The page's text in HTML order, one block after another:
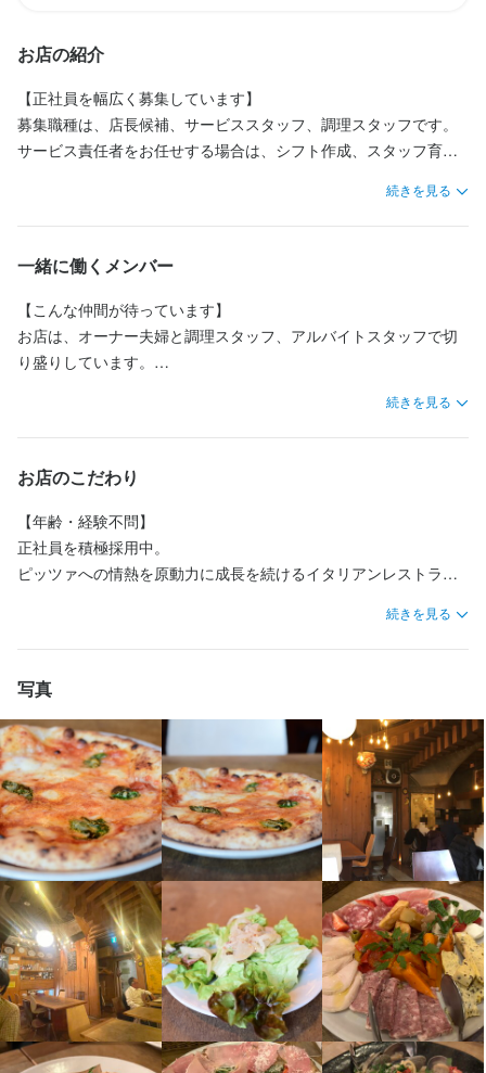
お店の紹介
【正社員を幅広く募集しています】
募集職種は、店長候補、サービススタッフ、調理スタッフです。
サービス責任者をお任せする場合は、シフト作成、スタッフ育
将来、自分のお店を持ちたい方にとって、実践的な経験を積める
職場です。
【イ・ロッタについて】
■焼きたてピッツァが看板メニュー
薪窯で焼き上げるピッツァは、外は香ばしく中はもちもち。
イタリア産の素材を中心に使用し、試行錯誤を重ねて完成させた
・イタリアから空輸したモッツァレラを使うマルゲリータ
など、豊富なバリエーションのピッツァを提供しています。
続きを見る
一緒に働くメンバー
【こんな仲間が待っています】
お店は、オーナー夫婦と調理スタッフ、アルバイトスタッフで切
り盛りしています。
少人数制の職場なので、マンツーマンで先輩に教えてもらえる環
境ですよ。
続きを見る
お店のこだわり
【年齢・経験不問】
正社員を積極採用中。
ピッツァへの情熱を原動力に成長を続けるイタリアンレストラン
メディアでも紹介される話題のお店で、飲食の仕事を本気で学べ
る環境です。
【経験や年齢は問いません。挑戦する気持ちを歓迎します】
オーナーが料理の道に進んだのは46歳のときでした。
それ以前は不動産会社で経理をしており、飲食業とは無縁の世界
にいました。
そこから独学で料理を学び続け、13年かけて理想のピッツァを形
にしてきました。
料理に向き合う毎日はやりがいにあふれています。
何歳からでも挑戦は遅くありません。
仕事は一つひとつ丁寧に教えますので、未経験の方も安心して飛
び込んできてください。
【お客さまの笑顔が何よりのやりがいです】
「スタッフの笑顔が素敵だった」
「ちょっとした気配りがうれしかった」
続きを見る
写真
店名
イ・ロッタ
勤務地
連絡先
0904-678-7730
法人名・事業者名
有限会社ハットリックス
あなたのご応募をお待ちしています！
勤務地
連絡先
0904-678-7730
法人名・事業者名
最終更新日2026/01/29
あなたのご応募をお待ちしています！
勤務地
連絡先
0904-678-7730
法人名・事業者名
最終更新日2026/01/29
店名
イ・ロッタ
0904-678-7730
法人名・事業者名
有限会社ハットリックス
連絡先
0904-678-7730
法人名・事業者名
有限会社ハットリックス
最終更新日2026/01/29